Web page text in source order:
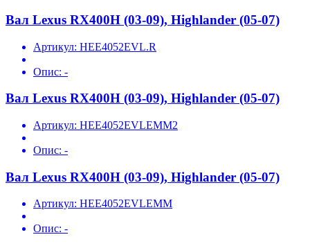
Вал Lexus RX400H (03-09), Highlander (05-07)
Артикул: HEE4052EVL.R
Опис: -
Вал Lexus RX400H (03-09), Highlander (05-07)
Артикул: HEE4052EVLEMM2
Опис: -
Вал Lexus RX400H (03-09), Highlander (05-07)
Артикул: HEE4052EVLEMM
Опис: -